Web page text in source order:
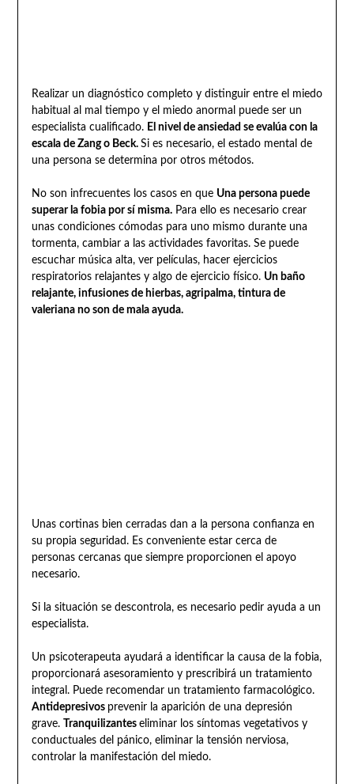
Realizar un diagnóstico completo y distinguir entre el miedo
habitual al mal tiempo y el miedo anormal puede ser un
especialista cualificado. El nivel de ansiedad se evalúa con la
escala de Zang o Beck. Si es necesario, el estado mental de
una persona se determina por otros métodos.
No son infrecuentes los casos en que Una persona puede
superar la fobia por sí misma.Para ello es necesario crear
unas condiciones cómodas para uno mismo durante una
tormenta, cambiar a las actividades favoritas. Se puede
escuchar música alta, ver películas, hacer ejercicios
respiratorios relajantes y algo de ejercicio físico. Un baño
relajante, infusiones de hierbas, agripalma, tintura de
valeriana no son de mala ayuda.
Unas cortinas bien cerradas dan a la persona confianza en
su propia seguridad. Es conveniente estar cerca de
personas cercanas que siempre proporcionen el apoyo
necesario.
Si la situación se descontrola, es necesario pedir ayuda a un
especialista.
Un psicoterapeuta ayudará a identificar la causa de la fobia,
proporcionará asesoramiento y prescribirá un tratamiento
integral. Puede recomendar un tratamiento farmacológico.
Antidepresivos prevenir la aparición de una depresión
grave.
Tranquilizantes eliminar los síntomas vegetativos y
conductuales del pánico, eliminar la tensión nerviosa,
controlar la manifestación del miedo.